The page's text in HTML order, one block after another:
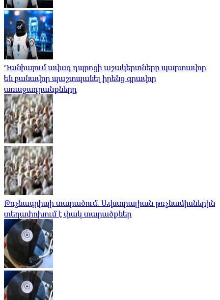
Դանիայում ավագ դպրոցի աշակերտները պարտավոր
են բանավոր պաշտպանել իրենց գրավոր
առաջադրանքները
Թռչնագրիպի տարածում. Ավստրալիան թռչնամիսներին
տեղափոխում է փակ տարածքներ